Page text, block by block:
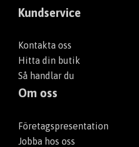
Kundservice
Kontakta oss
Hitta din butik
Så handlar du
Om oss
Företagspresentation
Jobba hos oss